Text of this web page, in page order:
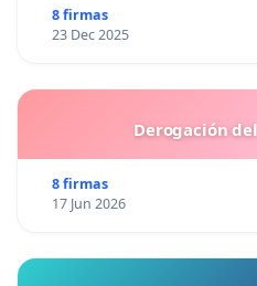
8 firmas
23 Dec 2025
Derogación
8 firmas
17 Jun 2026